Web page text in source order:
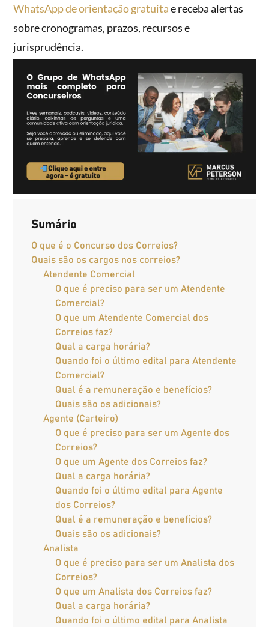
WhatsApp de orientação gratuitae receba alertas
sobre cronogramas, prazos, recursos e
jurisprudência.
Sumário
O que é o Concurso dos Correios?
Quais são os cargos nos correios?
Atendente Comercial
O que é preciso para ser um Atendente
Comercial?
O que um Atendente Comercial dos
Correios faz?
Qual a carga horária?
Quando foi o último edital para Atendente
Comercial?
Qual é a remuneração e benefícios?
Quais são os adicionais?
Agente (Carteiro)
O que é preciso para ser um Agente dos
Correios?
O que um Agente dos Correios faz?
Qual a carga horária?
Quando foi o último edital para Agente
dos Correios?
Qual é a remuneração e benefícios?
Quais são os adicionais?
Analista
O que é preciso para ser um Analista dos
Correios?
O que um Analista dos Correios faz?
Qual a carga horária?
Quando foi o último edital para Analista